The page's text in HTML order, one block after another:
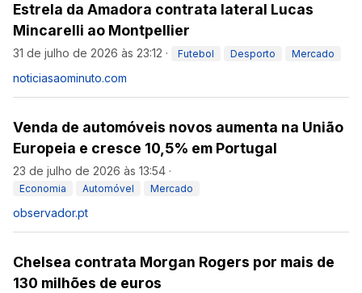
Estrela da Amadora contrata lateral Lucas
Mincarelli ao Montpellier
31 de julho de 2026 às 23:12 · Futebol Desporto Mercado
noticiasaominuto.com
Venda de automóveis novos aumenta na União
Europeia e cresce 10,5% em Portugal
23 de julho de 2026 às 13:54 ·
Economia Automóvel Mercado
observador.pt
Chelsea contrata Morgan Rogers por mais de
130 milhões de euros